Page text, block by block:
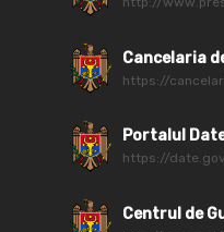
Cancelaria
https://
Portalul
https://
Centrul de